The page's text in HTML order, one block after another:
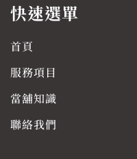
快速選單
首頁
服務項目
當舖知識
聯絡我們